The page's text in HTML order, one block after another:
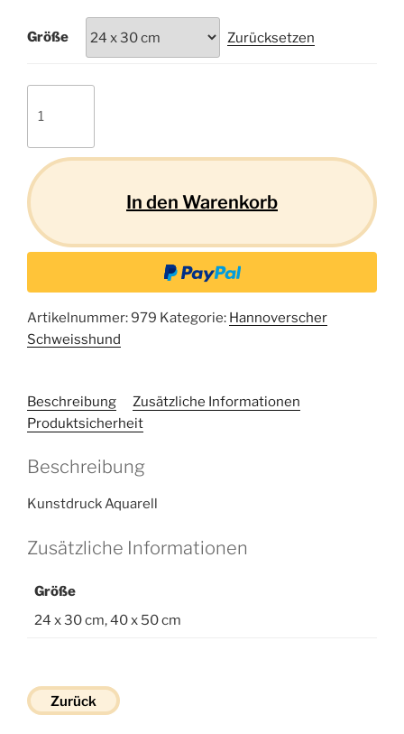
Größe Zurücksetzen
Schweisshund
Menge
In den Warenkorb
Artikelnummer:979 Kategorie: Hannoverscher
Schweisshund
Beschreibung
Zusätzliche Informationen
Produktsicherheit
Beschreibung
Kunstdruck Aquarell
Zusätzliche Informationen
Größe
24 x 30 cm, 40 x 50 cm
Zurück